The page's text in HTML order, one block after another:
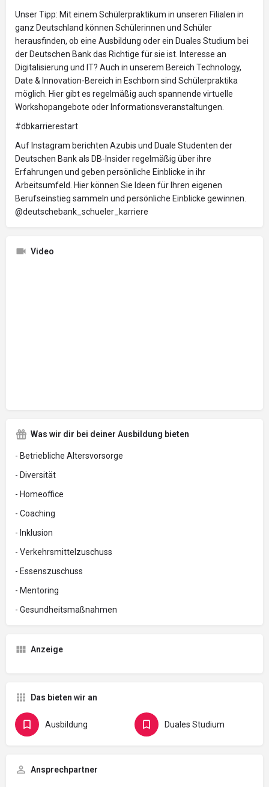
Unser Tipp: Mit einem Schülerpraktikum in unseren Filialen in
ganz Deutschland können Schülerinnen und Schüler
herausfinden, ob eine Ausbildung oder ein Duales Studium bei
der Deutschen Bank das Richtige für sie ist. Interesse an
Digitalisierung und IT? Auch in unserem Bereich Technology,
Date & Innovation-Bereich in Eschborn sind Schülerpraktika
möglich. Hier gibt es regelmäßig auch spannende virtuelle
Workshopangebote oder Informationsveranstaltungen.
#dbkarrierestart
Auf Instagram berichten Azubis und Duale Studenten der
Deutschen Bank als DB-Insider regelmäßig über ihre
Erfahrungen und geben persönliche Einblicke in ihr
Arbeitsumfeld. Hier können Sie Ideen für Ihren eigenen
Berufseinstieg sammeln und persönliche Einblicke gewinnen.
@deutschebank_schueler_karriere
Video
Was wir dir bei deiner Ausbildung bieten
- Betriebliche Altersvorsorge
- Diversität
- Homeoffice
- Coaching
- Inklusion
- Verkehrsmittelzuschuss
- Essenszuschuss
- Mentoring
- Gesundheitsmaßnahmen
Anzeige
Das bieten wir an
Ausbildung Duales Studium
Ansprechpartner